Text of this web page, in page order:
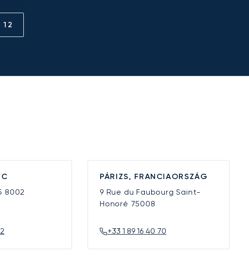
8002
PÁRIZS, FRANCIAORSZÁG
9 Rue du Faubourg Saint-
Honoré 75008
+33 1 89 16 40 70